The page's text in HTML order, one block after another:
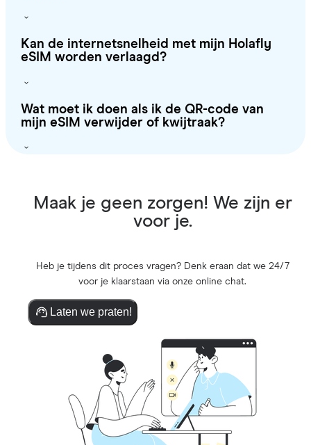
Kan de internetsnelheid met mijn Holafly
eSIM worden verlaagd?
Wat moet ik doen als ik de QR-code van
mijn eSIM verwijder of kwijtraak?
Maak je geen zorgen! We zijn er
voor je.
Heb je tijdens dit proces vragen? Denk eraan dat we 24/7
voor je klaarstaan via onze online chat.
Laten we praten!